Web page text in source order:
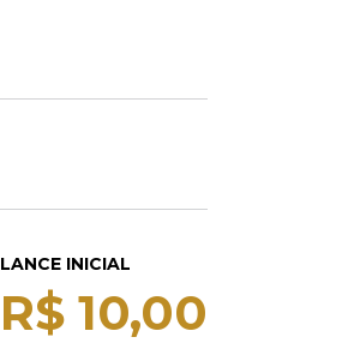
LANCE INICIAL
R$ 10,00